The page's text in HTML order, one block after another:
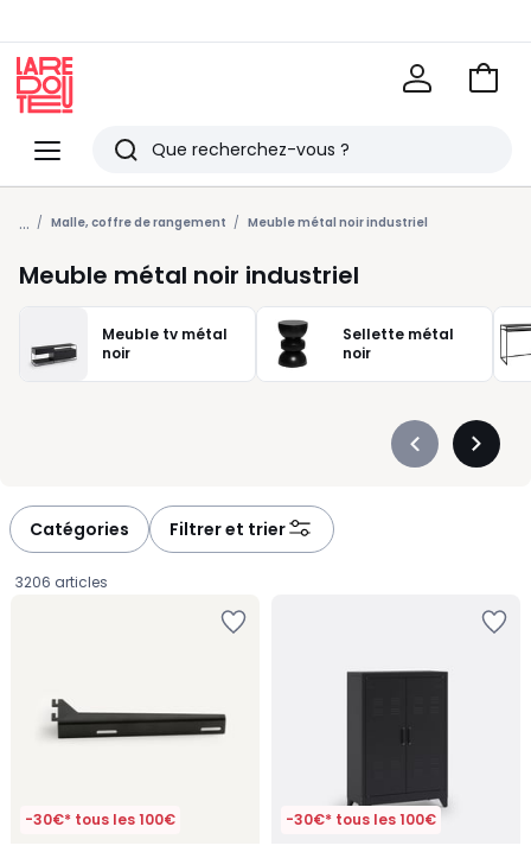
Menu
Redoute
Rechercher
Derniers
articles
vus
Voir
... Malle, coffre de rangement Meuble métal noir industriel
Meuble métal noir industriel
Meuble tv métal
noir
Sellette métal
noir
Précédent
Catégories Filtrer et trier
3206 articles
-30€* tous les 100€ -30€* tous les 100€